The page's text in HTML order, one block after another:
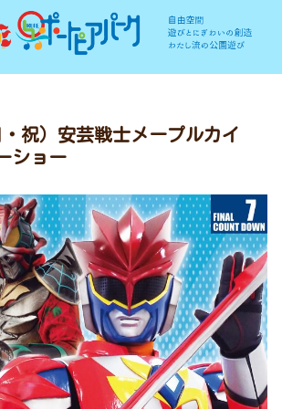
祝）安芸戦士メープルカイ
ショー